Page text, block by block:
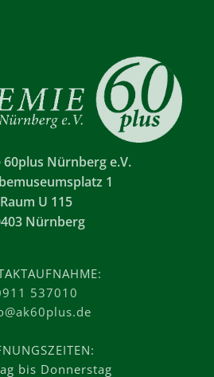
Nürnberg e.V.
1
Raum U 115
Nürnberg
537010
bis Donnerstag